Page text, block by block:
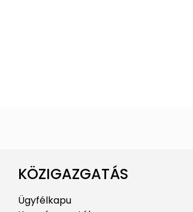
KÖZIGAZGATÁS
Ügyfélkapu